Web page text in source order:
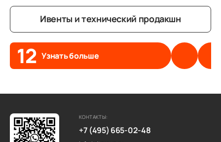
Ивенты и технический продакшн
12 Узнать больше
КОНТАКТЫ:
+7 (495) 665-02-48